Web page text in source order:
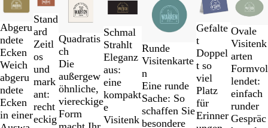
Abgeru
ndete
Ecken
Weich
abgeru
ndete
Ecken
in einer
Stand
ard
Zeitl
os
und
mark
ant:
recht
eckig
Quadratis
ch
Die
außergew
öhnliche,
viereckige
Form
Schmal
Strahlt
Eleganz
aus:
eine
kompakt
e
Visitenk
Runde
Visitenkarte
n
Eine runde
Sache: So
schaffen Sie
besondere
Gefalte
t
Doppel
t so
viel
Platz
für
Erinner
Ovale
Visitenk
arten
Formvol
lendet:
einfach
runder
Gespräc
2
von
7